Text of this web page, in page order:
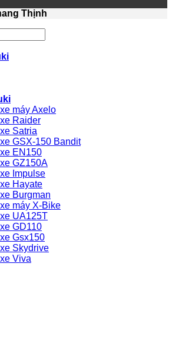
Thịnh
máy Axelo
Raider
Satria
GSX-150 Bandit
EN150
GZ150A
Impulse
Hayate
Burgman
máy X-Bike
UA125T
GD110
Gsx150
Skydrive
Viva